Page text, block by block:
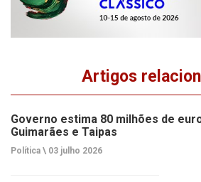
Artigos
Governo estima 80 milhões de
Guimarães e Taipas
Política \ 03 julho 2026